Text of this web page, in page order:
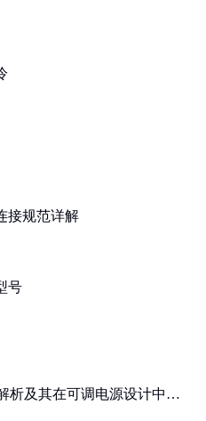
接规范详解
号
析及其在可调电源设计中的